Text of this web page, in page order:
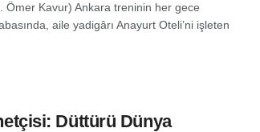
Ömer Kavur) Ankara treninin her gece
aile yadigârı Anayurt Oteli’ni işleten
Düttürü Dünya